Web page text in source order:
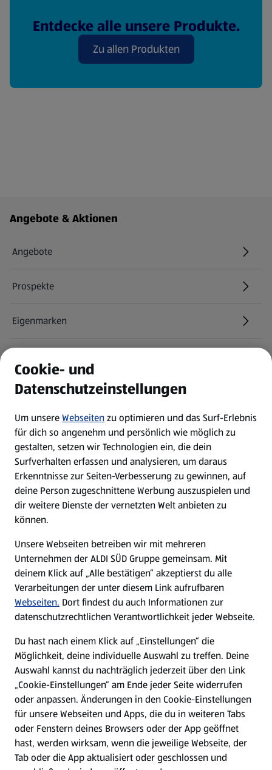
Entdecke alle unsere Produkte.
Zu allen Produkten
Fußzeilenmenü - weitere Links
Angebote & Aktionen
Angebote
Prospekte
Eigenmarken
Newsletter
WhatsApp
Über ALDI SÜD
Filialen
Nachhaltigkeit
Karriere
Presse
Hilfe & Kontakt
(öffnet in einem neuen Tab)
Unternehmen
Folge uns hier:
Cookie- und
Datenschutzeinstellungen
Um unsereWebseitenzu optimieren und das Surf-Erlebnis
für dich so angenehm und persönlich wie möglich zu
gestalten, setzen wir Technologien ein, die dein
Surfverhalten erfassen und analysieren, um daraus
Erkenntnisse zur Seiten-Verbesserung zu gewinnen, auf
deine Person zugeschnittene Werbung auszuspielen und
dir weitere Dienste der vernetzten Welt anbieten zu
können.
Unsere Webseiten betreiben wir mit mehreren
Unternehmen der ALDI SÜD Gruppe gemeinsam. Mit
deinem Klick auf „Alle bestätigen“ akzeptierst du alle
Verarbeitungen der unter diesem Link aufrufbaren
Webseiten. Dort findest du auch Informationen zur
datenschutzrechtlichen Verantwortlichkeit jeder Webseite.
Du hast nach einem Klick auf „Einstellungen“ die
Möglichkeit, deine individuelle Auswahl zu treffen. Deine
Auswahl kannst du nachträglich jederzeit über den Link
„Cookie-Einstellungen“ am Ende jeder Seite widerrufen
oder anpassen. Änderungen in den Cookie-Einstellungen
für unsere Webseiten und Apps, die du in weiteren Tabs
oder Fenstern deines Browsers oder der App geöffnet
hast, werden wirksam, wenn die jeweilige Webseite, der
Tab oder die App aktualisiert oder geschlossen und